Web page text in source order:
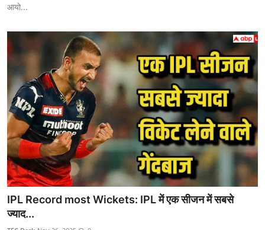
आयो...
IPL Record most Wickets: IPL में एक सीजन में सबसे
ज्याद...